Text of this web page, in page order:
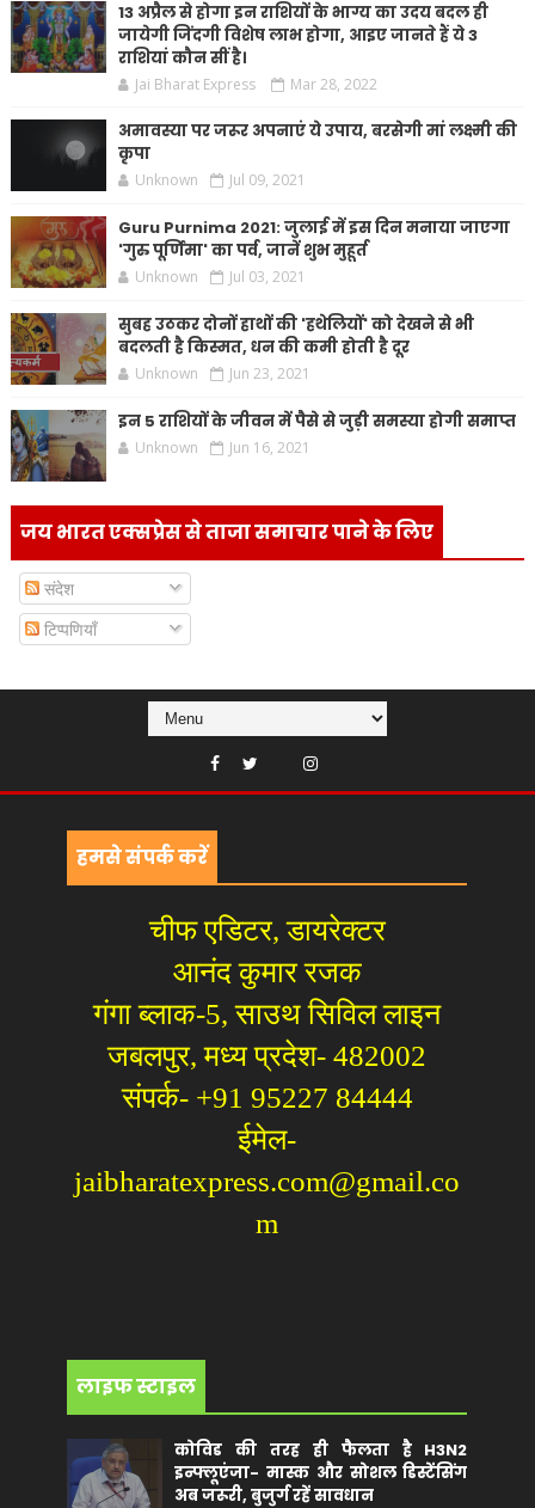
13 अप्रैल से होगा इन राशियों के भाग्य का उदय बदल ही
जायेगी जिंदगी विशेष लाभ होगा, आइए जानते हैं ये 3
राशियां कौन सीं है।
Jai Bharat Express Mar 28, 2022
अमावस्या पर जरूर अपनाएं ये उपाय, बरसेगी मां लक्ष्मी की
कृपा
Unknown Jul 09, 2021
Guru Purnima 2021: जुलाई में इस दिन मनाया जाएगा
'गुरु पूर्णिमा' का पर्व, जानें शुभ मुहूर्त
Unknown Jul 03, 2021
सुबह उठकर दोनों हाथों की 'हथेलियों' को देखने से भी
बदलती है किस्मत, धन की कमी होती है दूर
Unknown Jun 23, 2021
इन 5 राशियों के जीवन में पैसे से जुड़ी समस्या होगी समाप्त
Unknown Jun 16, 2021
जय भारत एक्सप्रेस से ताजा समाचार पाने के लिए
संदेश
टिप्पणियाँ
हमसे संपर्क करें
चीफ एडिटर, डायरेक्टर
आनंद कुमार रजक
गंगा ब्लाक-5, साउथ सिविल लाइन
जबलपुर, मध्य प्रदेश- 482002
संपर्क- +91 95227 84444
ईमेल-
jaibharatexpress.com@gmail.co
m
लाइफ स्टाइल
कोविड की तरह ही फैलता है H3N2
इन्फ्लूएंजा- मास्क और सोशल डिस्टेंसिंग
अब जरूरी, बुजुर्ग रहें सावधान